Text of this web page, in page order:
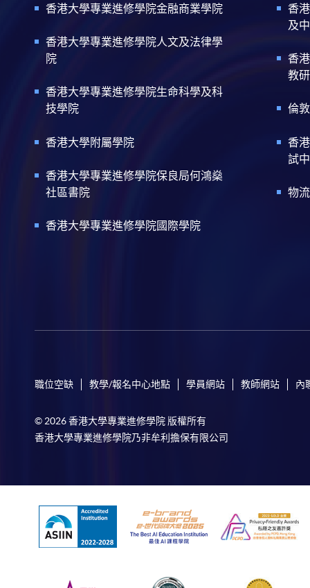
香港大學專業進修學院金融商業學院
香港大學專業進修學院人文及法律學
院
香港大學專業進修學院生命科學及科
技學院
香港大學附屬學院
香港大學專業進修學院保良局何鴻燊
社區書院
香港大學專業進修學院國際學院
香
及
香
教
倫
香
試
物
職位空缺 教學/報名中心地點 學員網站 教師網站 內
© 2026 香港大學專業進修學院 版權所有
香港大學專業進修學院乃非牟利擔保有限公司